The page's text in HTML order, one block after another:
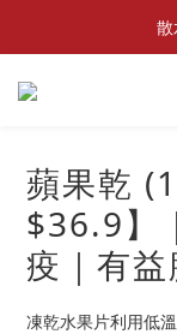
📦折後
蘋果乾
$36.9】
疫｜有
凍乾水果片利用低